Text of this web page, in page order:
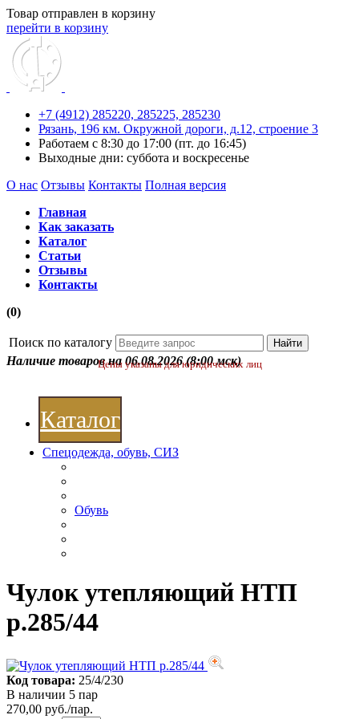
Товар отправлен в корзину
перейти в корзину
+7 (4912) 285220, 285225, 285230
Рязань, 196 км. Окружной дороги, д.12, строение 3
Работаем с 8:30 до 17:00 (пт. до 16:45)
Выходные дни: суббота и воскресенье
О нас Отзывы Контакты Полная версия
Главная
Как заказать
Каталог
Статьи
Отзывы
Контакты
(0)
Поиск по каталогу
Наличие товаров на 06.08.2026 (8:00 мск)
Цены указаны для юридических лиц
Каталог
Спецодежда, обувь, СИЗ
Обувь
Чулок утепляющий НТП
р.285/44
Код товара: 25/4/230
В наличии 5 пар
270,00 руб./пар.